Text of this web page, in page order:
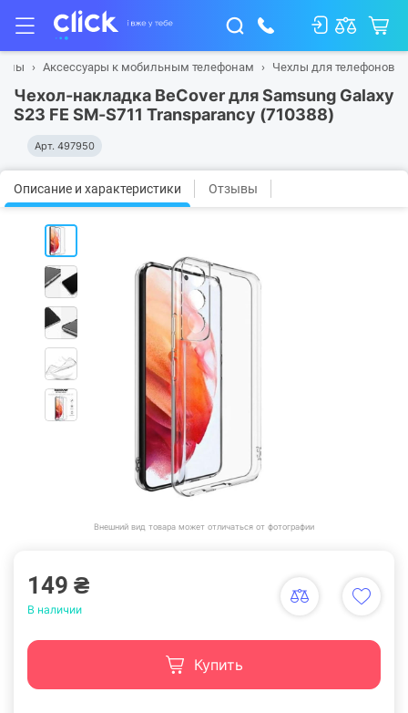
Аксессуары к мобильным телефонам Чехлы для телефонов
Чехол-накладка BeCover для Samsung Galaxy
S23 FE SM-S711 Transparancy (710388)
Арт. 497950
Описание и характеристики Отзывы
Внешний вид товара может отличаться от фотографии
149 ₴
В наличии
Купить